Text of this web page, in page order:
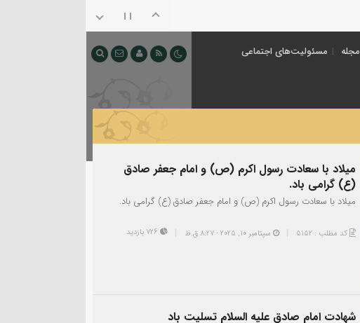
مجله مسئولیت‌های اجتماعی
میلاد با سعادت رسول اکرم (ص) و امام جعفر صادق
(ع) گرامی باد.
میلاد با سعادت رسول اکرم (ص) و امام جعفر صادق (ع) گرامی باد.
کد مطلب : 5152 سپتامبر 10, 2025 - 8:27 ق.ظ
شهادت امام صادق علیه السلام تسلیت باد